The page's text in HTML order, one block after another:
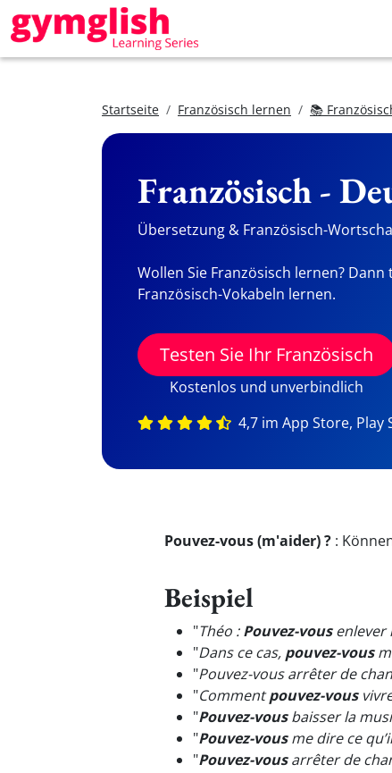
Startseite Französisch lernen 📚
Französisch -
Übersetzung & Französisch-
Wollen Sie Französisch lernen?
Französisch-Vokabeln lernen.
Testen Sie Ihr Französisch
Kostenlos und unverbindlich
4,7 im App Store,
Pouvez-vous (m'aider) ? :
Beispiel
"Théo :Pouvez-vousenlever
"Dans ce cas, pouvez-vous
"Pouvez-vous arrêter de
"Commentpouvez-vous
"Pouvez-vousbaisser la
"Pouvez-vousme dire ce
"Pouvez-vousarrêter de